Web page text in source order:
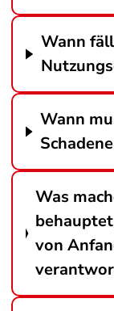
Wann
Wann
Was
von